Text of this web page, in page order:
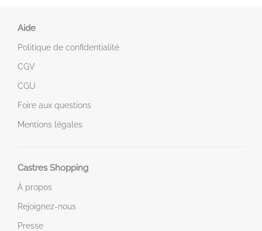
Aide
Politique de confidentialité
CGV
CGU
Foire aux questions
Mentions légales
Castres Shopping
À propos
Rejoignez-nous
Presse